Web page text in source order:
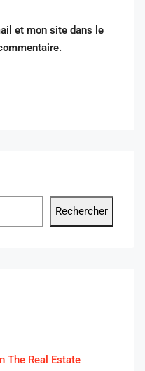
et mon site dans le
Rechercher
The Real Estate